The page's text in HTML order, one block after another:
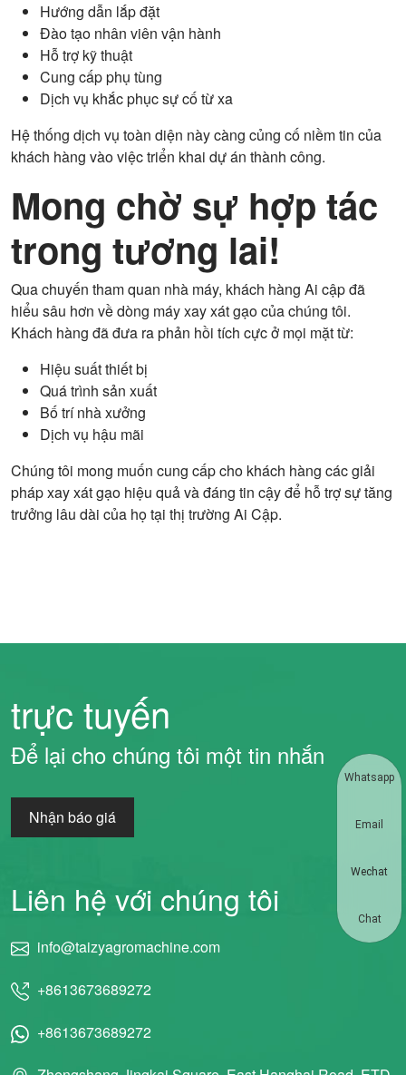
Hướng dẫn lắp đặt
Đào tạo nhân viên vận hành
Hỗ trợ kỹ thuật
Cung cấp phụ tùng
Dịch vụ khắc phục sự cố từ xa
Hệ thống dịch vụ toàn diện này càng củng cố niềm tin của
khách hàng vào việc triển khai dự án thành công.
Mong chờ sự hợp tác
trong tương lai!
Qua chuyến tham quan nhà máy, khách hàng Ai cập đã
hiểu sâu hơn về dòng máy xay xát gạo của chúng tôi.
Khách hàng đã đưa ra phản hồi tích cực ở mọi mặt từ:
Hiệu suất thiết bị
Quá trình sản xuất
Bố trí nhà xưởng
Dịch vụ hậu mãi
Chúng tôi mong muốn cung cấp cho khách hàng các giải
pháp xay xát gạo hiệu quả và đáng tin cậy để hỗ trợ sự tăng
trưởng lâu dài của họ tại thị trường Ai Cập.
trực tuyến
Để lại cho chúng tôi một tin nhắn
Nhận báo giá
Liên hệ với chúng tôi
info@taizyagromachine.com
+8613673689272
+8613673689272
Whatsapp
Email
Wechat
Chat